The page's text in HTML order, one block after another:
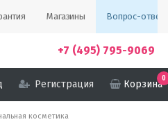
Магазины Вопрос-ответ
+7 (495) 795-9069
Регистрация Корзина
0
косметика